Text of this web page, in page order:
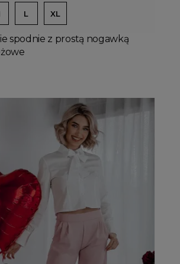
L XL
spodnie z prostą nogawką